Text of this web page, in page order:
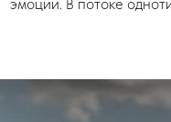
эмоции. В потоке